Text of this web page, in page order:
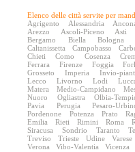
Elenco delle città servite per
Agrigento
Alessandria
Arezzo
Ascoli-Piceno Asti
Bergamo
Biella Bologna
Caltanissetta
Campobasso
Chieti
Como Cosenza
Ferrara
Firenze Foggia
Grosseto
Imperia Invio-
Lecco
Livorno Lodi
Matera
Medio-Campidano
Nuoro
Ogliastra Olbia-
Pavia
Perugia Pesaro-
Pordenone
Potenza Prato
Emilia
Rieti Rimini Roma
Siracusa
Sondrio Taranto
Treviso
Trieste Udine Varese
Verona
Vibo-Valentia Vicenza